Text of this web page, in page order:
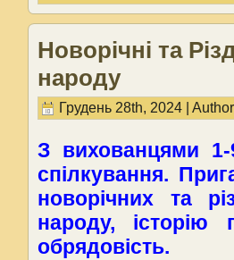
Новорічні та
народу
Грудень 28th, 2024 |
З вихованцями 1-
спілкування.
новорічних та
народу, історію
обрядовість.